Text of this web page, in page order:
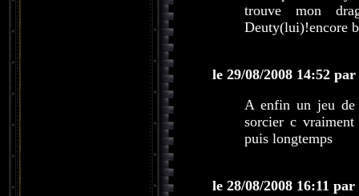
trouve mon
Deuty(lui)!encore
le 29/08/2008 14:52 par
A enfin un jeu
sorcier c
puis longtemps
le 28/08/2008 16:11 par